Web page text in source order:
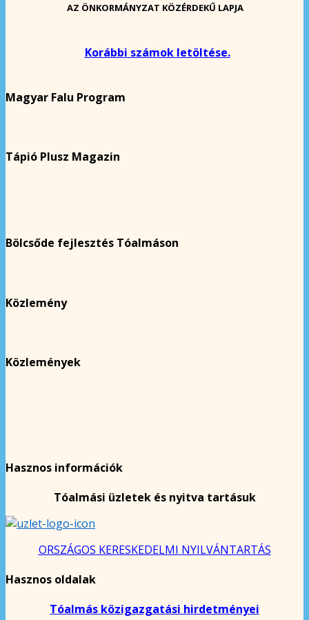
AZ ÖNKORMÁNYZAT KÖZÉRDEKŰ LAPJA
Korábbi számok letöltése.
Magyar Falu Program
Tápió Plusz Magazin
Bölcsőde fejlesztés Tóalmáson
Közlemény
Közlemények
Hasznos információk
Tóalmási üzletek és nyitva tartásuk
ORSZÁGOS KERESKEDELMI NYILVÁNTARTÁS
Hasznos oldalak
Tóalmás közigazgatási hirdetményei